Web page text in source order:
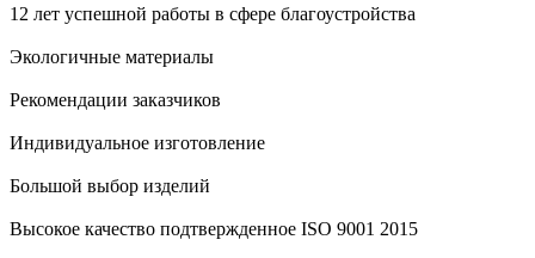
12 лет успешной работы в сфере благоустройства
Экологичные материалы
Рекомендации заказчиков
Индивидуальное изготовление
Большой выбор изделий
Высокое качество подтвержденное ISO 9001 2015